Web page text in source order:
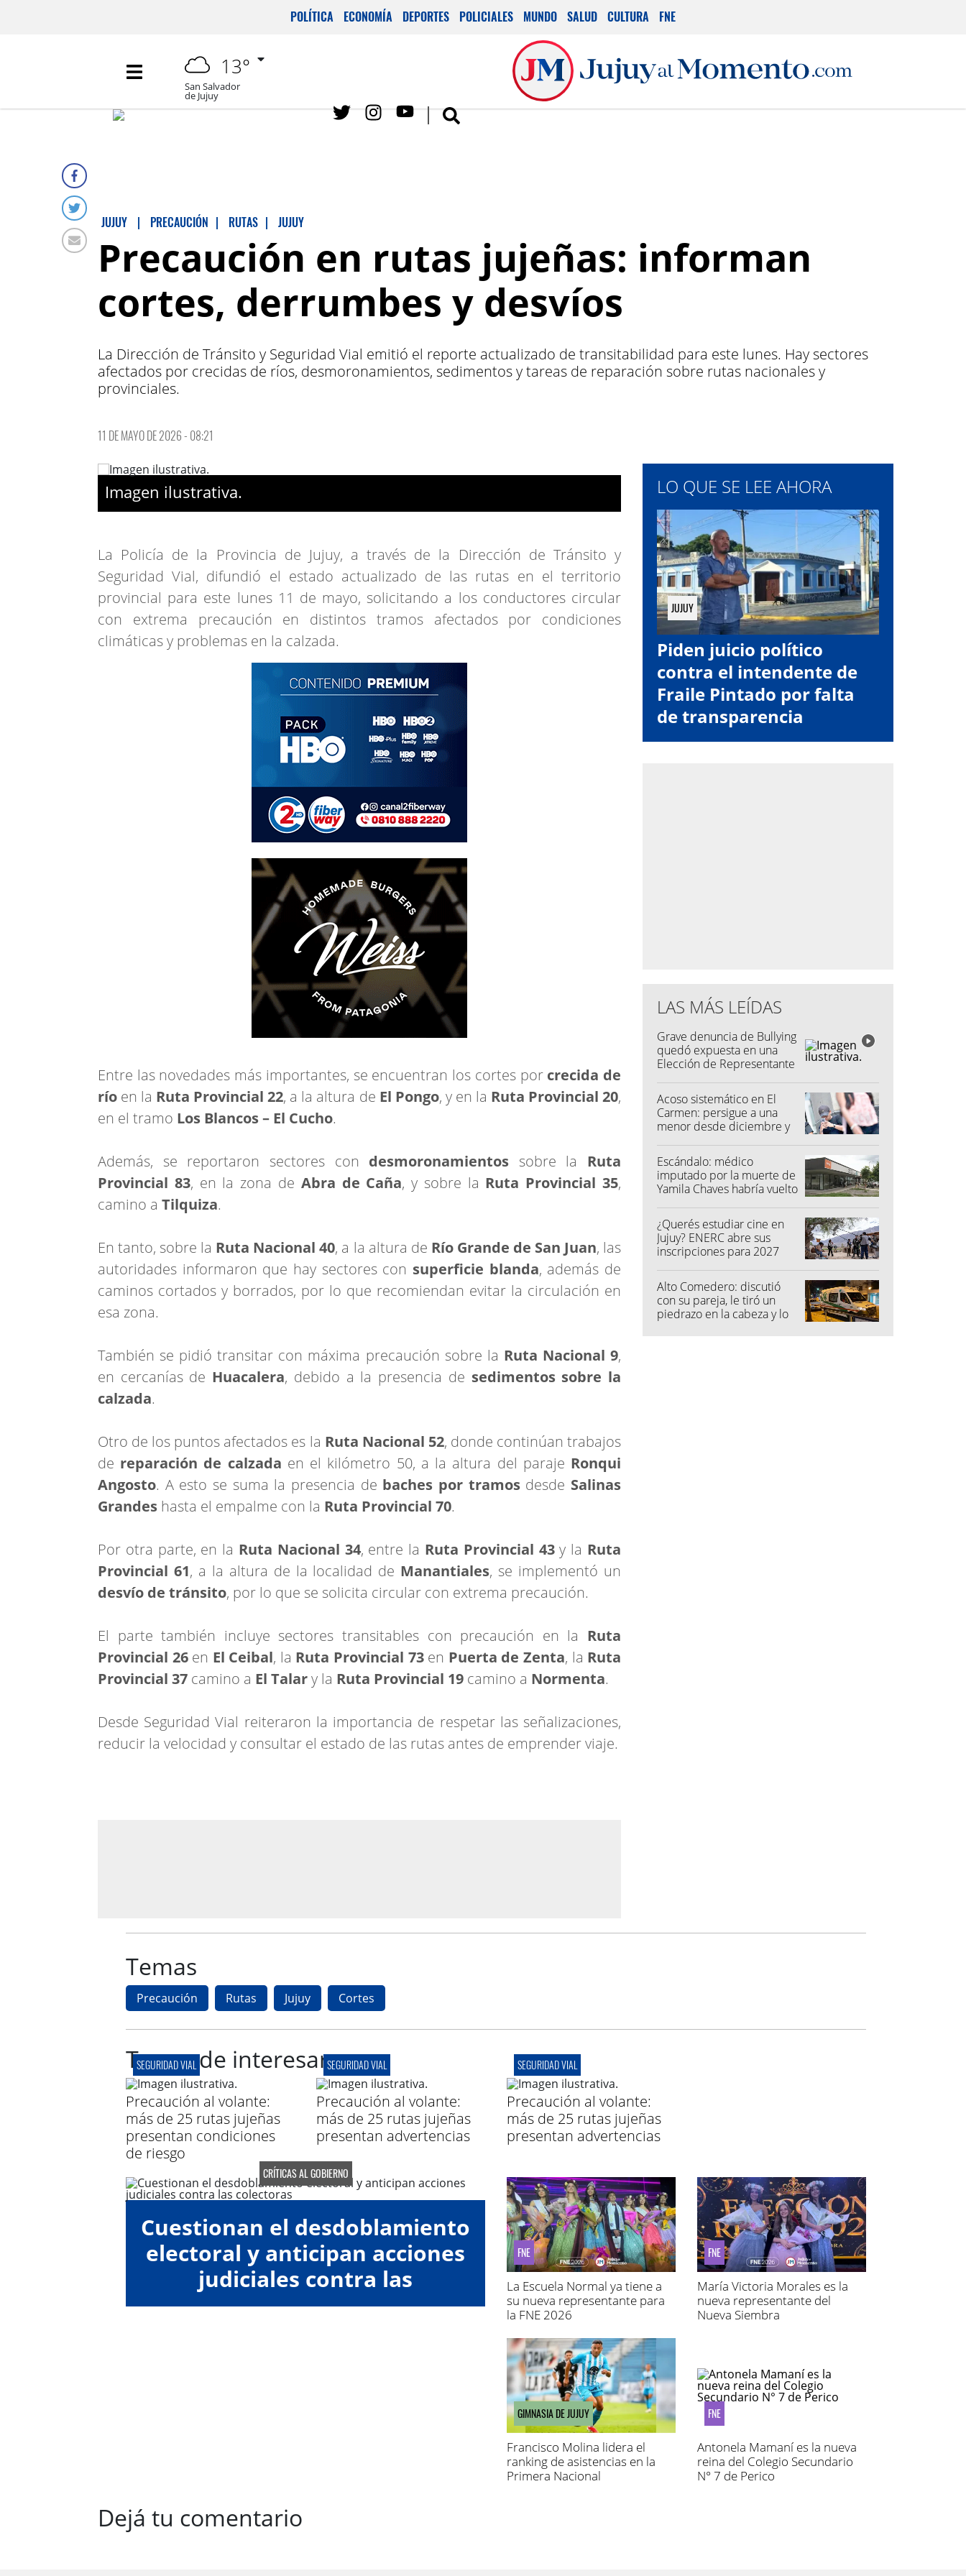
POLÍTICA ECONOMÍA DEPORTES POLICIALES MUNDO SALUD CULTURA FNE
13°
San Salvador
de Jujuy
JUJUY | PRECAUCIÓN | RUTAS | JUJUY
Precaución en rutas jujeñas: informan
cortes, derrumbes y desvíos
La Dirección de Tránsito y Seguridad Vial emitió el reporte actualizado de transitabilidad para este lunes. Hay sectores
afectados por crecidas de ríos, desmoronamientos, sedimentos y tareas de reparación sobre rutas nacionales y
provinciales.
11 DE MAYO DE 2026 - 08:21
Imagen ilustrativa.
La Policía de la Provincia de Jujuy, a través de la Dirección de Tránsito y
Seguridad Vial, difundió el estado actualizado de las rutas en el territorio
provincial para este lunes 11 de mayo, solicitando a los conductores circular
con extrema precaución en distintos tramos afectados por condiciones
climáticas y problemas en la calzada.
Entre las novedades más importantes, se encuentran los cortes por crecida de
río en la Ruta Provincial 22, a la altura de El Pongo, y en la Ruta Provincial 20,
en el tramo Los Blancos – El Cucho.
Además, se reportaron sectores con desmoronamientos sobre la Ruta
Provincial 83, en la zona de Abra de Caña, y sobre la Ruta Provincial 35,
camino a Tilquiza.
En tanto, sobre la Ruta Nacional 40, a la altura de Río Grande de San Juan, las
autoridades informaron que hay sectores con superficie blanda, además de
caminos cortados y borrados, por lo que recomiendan evitar la circulación en
esa zona.
También se pidió transitar con máxima precaución sobre la Ruta Nacional 9,
en cercanías de Huacalera, debido a la presencia de sedimentos sobre la
calzada.
Otro de los puntos afectados es la Ruta Nacional 52, donde continúan trabajos
de reparación de calzada en el kilómetro 50, a la altura del paraje Ronqui
Angosto. A esto se suma la presencia de baches por tramosdesde Salinas
Grandes hasta el empalme con la Ruta Provincial 70.
Por otra parte, en la Ruta Nacional 34, entre la Ruta Provincial 43y la Ruta
Provincial 61, a la altura de la localidad de Manantiales, se implementó un
desvío de tránsito, por lo que se solicita circular con extrema precaución.
El parte también incluye sectores transitables con precaución en la Ruta
Provincial 26en El Ceibal, la Ruta Provincial 73en Puerta de Zenta, la Ruta
Provincial 37 camino a El Talary la Ruta Provincial 19 camino a Normenta.
Desde Seguridad Vial reiteraron la importancia de respetar las señalizaciones,
reducir la velocidad y consultar el estado de las rutas antes de emprender viaje.
LO QUE SE LEE AHORA
JUJUY
Piden juicio político
contra el intendente de
Fraile Pintado por falta
de transparencia
LAS MÁS LEÍDAS
Grave denuncia de Bullying
quedó expuesta en una
Elección de Representante
Acoso sistemático en El
Carmen: persigue a una
menor desde diciembre y
Escándalo: médico
imputado por la muerte de
Yamila Chaves habría vuelto
¿Querés estudiar cine en
Jujuy? ENERC abre sus
inscripciones para 2027
Alto Comedero: discutió
con su pareja, le tiró un
piedrazo en la cabeza y lo
Temas
Precaución Rutas Jujuy Cortes
Te puede interesar
SEGURIDAD VIAL
Precaución al volante:
más de 25 rutas jujeñas
presentan condiciones
de riesgo
SEGURIDAD VIAL
Precaución al volante:
más de 25 rutas jujeñas
presentan advertencias
SEGURIDAD VIAL
Precaución al volante:
más de 25 rutas jujeñas
presentan advertencias
CRÍTICAS AL GOBIERNO
Cuestionan el desdoblamiento
electoral y anticipan acciones
judiciales contra las
"colectoras"
FNE
La Escuela Normal ya tiene a
su nueva representante para
la FNE 2026
FNE
María Victoria Morales es la
nueva representante del
Nueva Siembra
GIMNASIA DE JUJUY
Francisco Molina lidera el
ranking de asistencias en la
Primera Nacional
FNE
Antonela Mamaní es la nueva
reina del Colegio Secundario
N° 7 de Perico
Dejá tu comentario